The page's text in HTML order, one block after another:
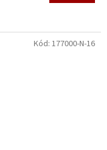
Kód: 177000-N-16